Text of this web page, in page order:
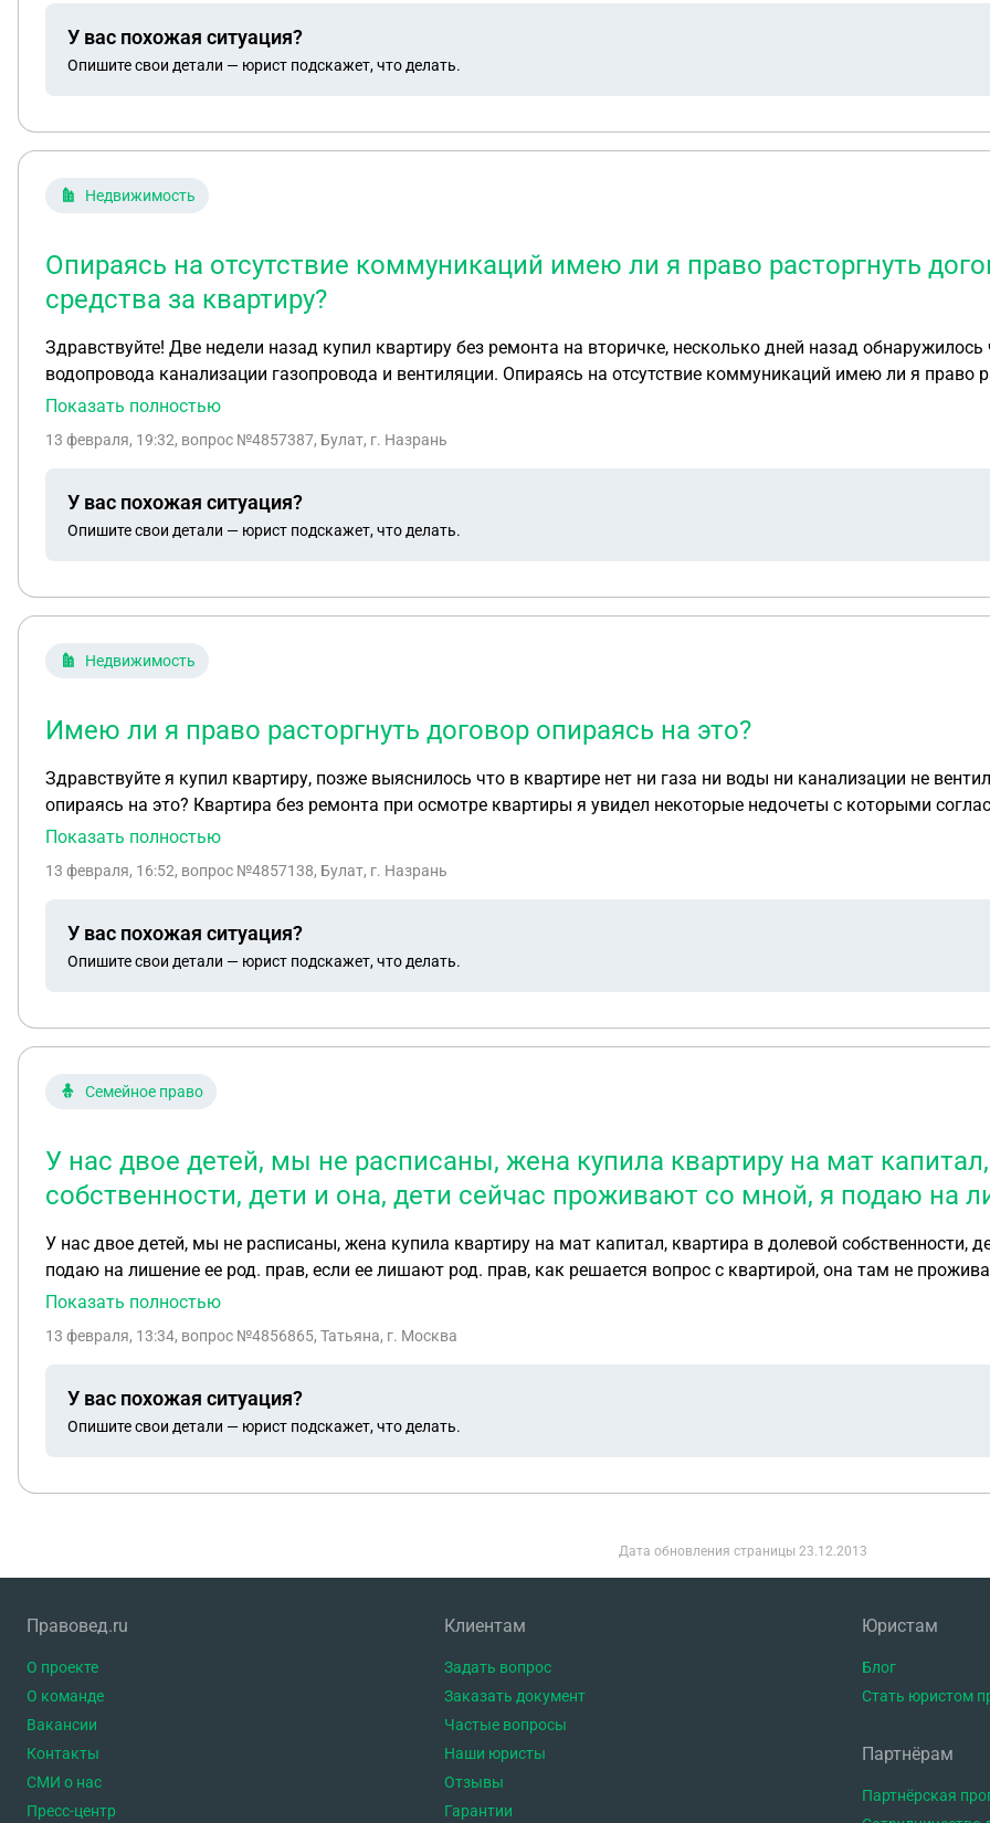
У вас похожая ситуация?
Опишите свои детали — юрист подскажет, что делать.
Недвижимость
Опираясь на отсутствие коммуникаций имею ли я право расторгнуть
средства за квартиру?
Здравствуйте! Две недели назад купил квартиру без ремонта на вторичке, несколько дней назад
водопровода канализации газопровода и вентиляции. Опираясь на отсутствие коммуникаций имею ли я право
средства за квартиру?
Показать полностью
13 февраля, 19:32, вопрос №4857387, Булат, г. Назрань
У вас похожая ситуация?
Опишите свои детали — юрист подскажет, что делать.
Недвижимость
Имею ли я право расторгнуть договор опираясь на это?
Здравствуйте я купил квартиру, позже выяснилось что в квартире нет ни газа ни воды ни канализации не
опираясь на это? Квартира без ремонта при осмотре квартиры я увидел некоторые недочеты с которыми согласился и в договоре указано что у меня нет
претензий к этому. Однако имеется ли водоснабжение газ вентиляция и канализация посмотрел так как по
Показать полностью
13 февраля, 16:52, вопрос №4857138, Булат, г. Назрань
У вас похожая ситуация?
Опишите свои детали — юрист подскажет, что делать.
Семейное право
У нас двое детей, мы не расписаны, жена купила квартиру на мат
собственности, дети и она, дети сейчас проживают со мной, я подаю на
У нас двое детей, мы не расписаны, жена купила квартиру на мат капитал, квартира в долевой собственности,
подаю на лишение ее род. прав, если ее лишают род. прав, как решается вопрос с квартирой, она там не
Показать полностью
13 февраля, 13:34, вопрос №4856865, Татьяна, г. Москва
У вас похожая ситуация?
Опишите свои детали — юрист подскажет, что делать.
Дата обновления страницы 23.12.2013
Правовед.ru
О проекте
О команде
Вакансии
Контакты
СМИ о нас
Пресс-центр
Клиентам
Задать вопрос
Заказать документ
Частые вопросы
Наши юристы
Отзывы
Гарантии
Юристам
Блог
Стать юристом
Партнёрам
Партнёрская